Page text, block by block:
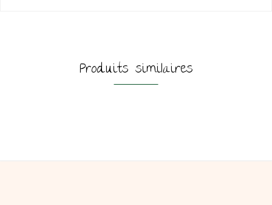
Produits similaires